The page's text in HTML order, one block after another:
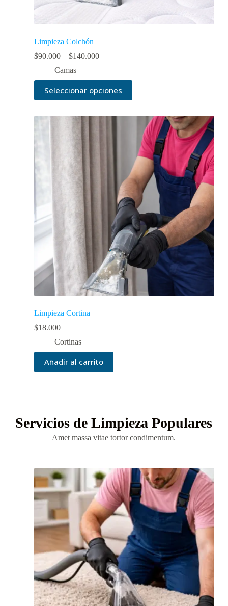
Limpieza Colchón
$90.000 – $140.000
Camas
Seleccionar opciones
Limpieza Cortina
$18.000
Cortinas
Añadir al carrito
Servicios de Limpieza Populares
Amet massa vitae tortor condimentum.